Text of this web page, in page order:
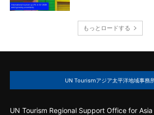
もっとロードする
UN Tourismアジア太平洋地域事務
UN Tourism Regional Support Office for